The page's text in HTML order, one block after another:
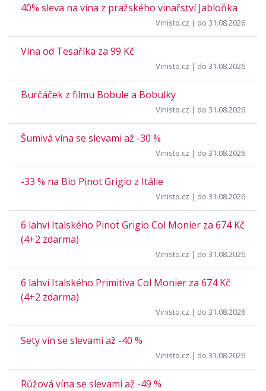
40% sleva na vína z pražského vinařství Jabloňka
Vinisto.cz | do 31.08.2026
Vína od Tesaříka za 99 Kč
Vinisto.cz | do 31.08.2026
Burčáček z filmu Bobule a Bobulky
Vinisto.cz | do 31.08.2026
Šumivá vína se slevami až -30 %
Vinisto.cz | do 31.08.2026
-33 % na Bio Pinot Grigio z Itálie
Vinisto.cz | do 31.08.2026
6 lahví Italského Pinot Grigio Col Monier za 674 Kč
(4+2 zdarma)
Vinisto.cz | do 31.08.2026
6 lahví Italského Primitiva Col Monier za 674 Kč
(4+2 zdarma)
Vinisto.cz | do 31.08.2026
Sety vín se slevami až -40 %
Vinisto.cz | do 31.08.2026
Růžová vína se slevami až -49 %